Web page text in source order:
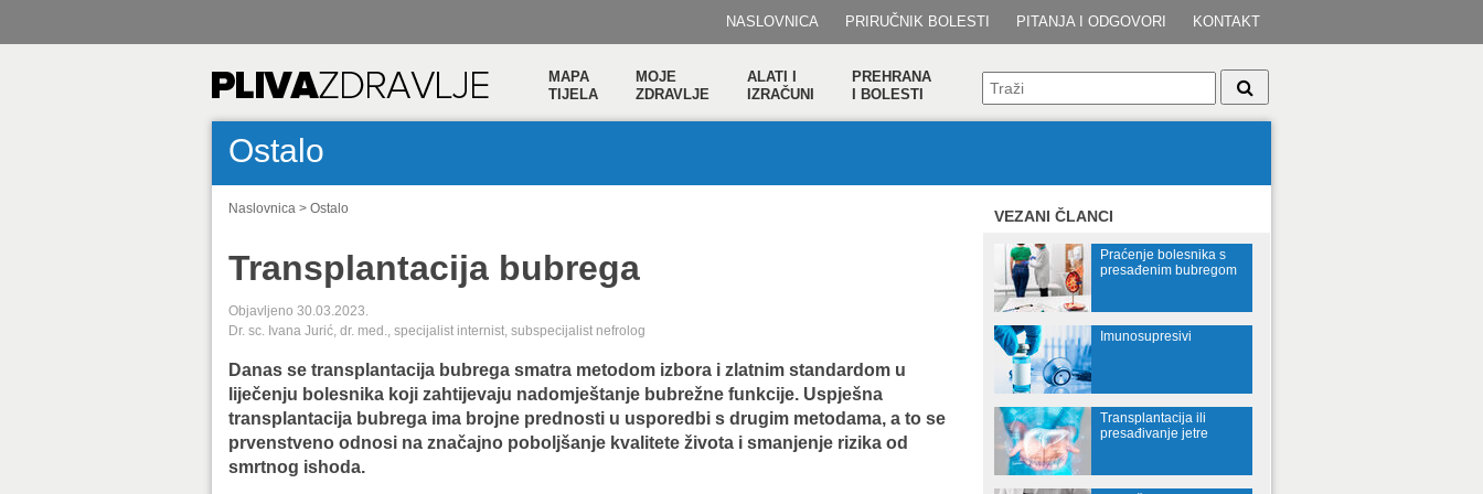
NASLOVNICA PRIRUČNIK BOLESTI PITANJA I ODGOVORI KONTAKT
MAPA
TIJELA
MOJE
ZDRAVLJE
ALATI I
IZRAČUNI
PREHRANA
I BOLESTI
Ostalo
Naslovnica > Ostalo
Transplantacija bubrega
Objavljeno 30.03.2023.
Dr. sc. Ivana Jurić, dr. med., specijalist internist, subspecijalist nefrolog
Danas se transplantacija bubrega smatra metodom izbora i zlatnim standardom u
liječenju bolesnika koji zahtijevaju nadomještanje bubrežne funkcije. Uspješna
transplantacija bubrega ima brojne prednosti u usporedbi s drugim metodama, a to se
prvenstveno odnosi na značajno poboljšanje kvalitete života i smanjenje rizika od
smrtnog ishoda.
VEZANI ČLANCI
Praćenje bolesnika s
presađenim bubregom
Imunosupresivi
Transplantacija ili
presađivanje jetre